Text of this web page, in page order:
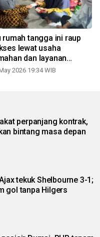
rumah tangga ini raup
lewat usaha
dan layanan
2026 19:34 WIB
perpanjang kontrak,
bintang masa depan
tekuk Shelbourne 3-1;
gol tanpa Hilgers